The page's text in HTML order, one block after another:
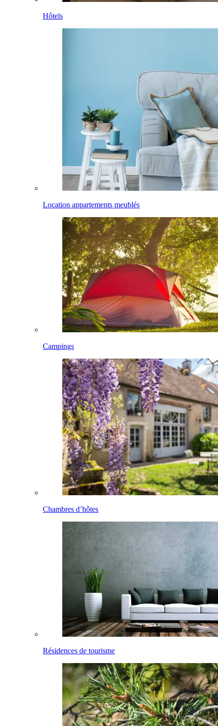
Hôtels
Location appartements meublés
Campings
Chambres d’hôtes
Résidences de tourisme